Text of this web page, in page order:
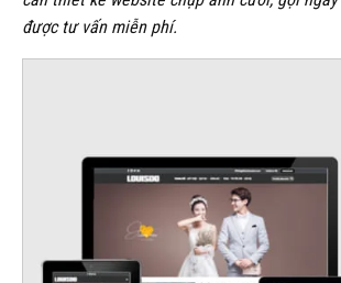
được tư vấn miễn phí.